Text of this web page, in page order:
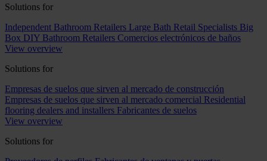
Solutions for
Independent Bathroom Retailers Large Bath Retail Specialists Big
Box DIY Bathroom Retailers Comercios electrónicos de baños
View overview
Solutions for
Empresas de suelos que sirven al mercado de construcción
Empresas de suelos que sirven al mercado comercial Residential
flooring dealers and installers Fabricantes de suelos
View overview
Solutions for